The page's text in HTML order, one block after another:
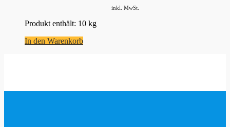
inkl. MwSt.
Produkt enthält: 10 kg
In den Warenkorb